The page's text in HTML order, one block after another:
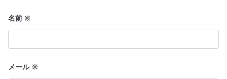
名前※
メール ※